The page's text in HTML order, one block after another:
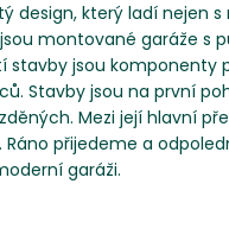
design, který ladí nejen
montované garáže s
stavby jsou komponenty
Stavby jsou na první
Mezi její hlavní
přijedeme a
garáži.